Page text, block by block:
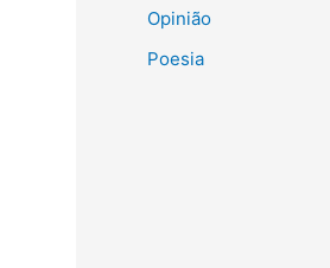
Opinião
Poesia